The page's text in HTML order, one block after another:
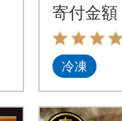
50g×2
寄付金額
冷凍